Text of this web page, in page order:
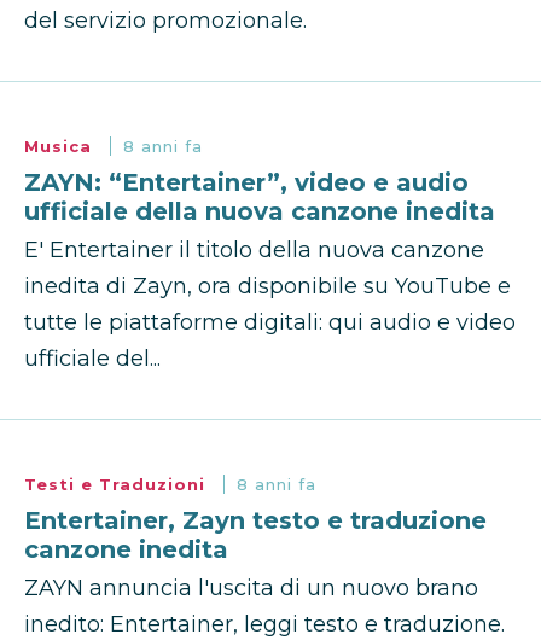
del servizio promozionale.
Musica 8 anni fa
ZAYN: “Entertainer”, video e audio
ufficiale della nuova canzone inedita
E' Entertainer il titolo della nuova canzone
inedita di Zayn, ora disponibile su YouTube e
tutte le piattaforme digitali: qui audio e video
ufficiale del...
Testi e Traduzioni 8 anni fa
Entertainer, Zayn testo e traduzione
canzone inedita
ZAYN annuncia l'uscita di un nuovo brano
inedito: Entertainer, leggi testo e traduzione.